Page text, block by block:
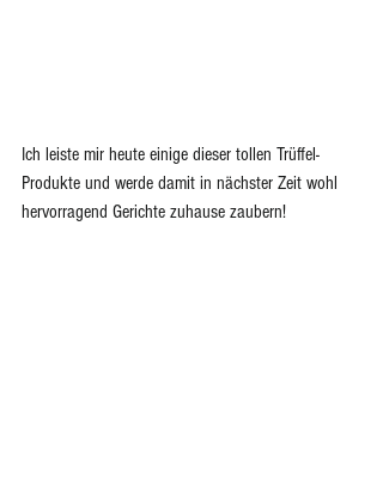
Ich leiste mir heute einige dieser tollen Trüffel-
Produkte und werde damit in nächster Zeit wohl
hervorragend Gerichte zuhause zaubern!